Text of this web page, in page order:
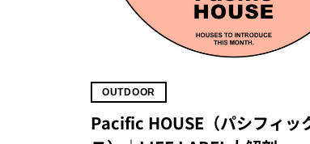
OUTDOOR
Pacific HOUSE（パシフィッ